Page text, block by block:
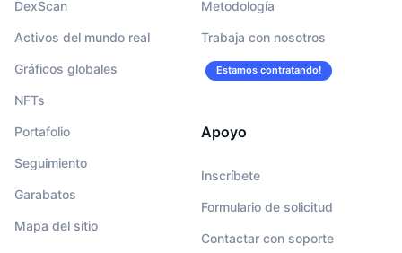
DexScan
Activos del mundo real
Gráficos globales
NFTs
Portafolio
Seguimiento
Garabatos
Mapa del sitio
Metodología
Trabaja con nosotros
Estamos contratando!
Apoyo
Inscríbete
Formulario de solicitud
Contactar con soporte